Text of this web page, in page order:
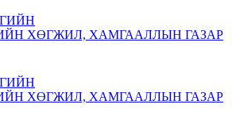
ХӨГЖИЛ, ХАМГААЛЛЫН ГАЗАР
ХӨГЖИЛ, ХАМГААЛЛЫН ГАЗАР